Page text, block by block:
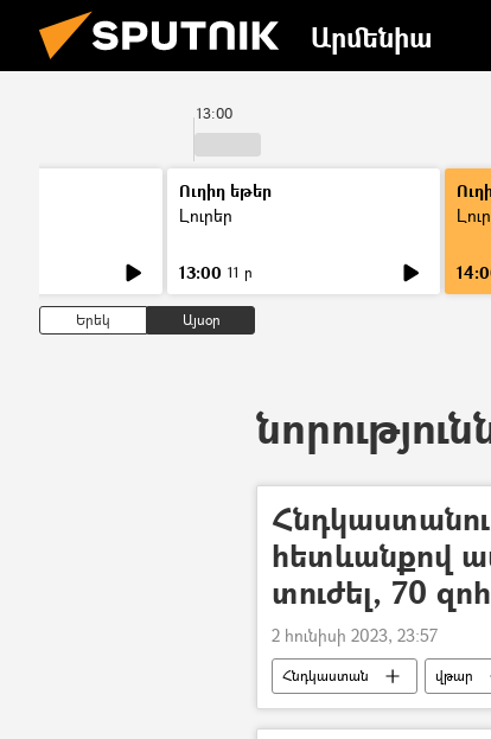
Արմենիա
13:00
Ուղիղ եթեր
Լուրեր
13:00 11 ր
Երեկ Այսօր
հետևանքով
տուժել, 70
2 հունիսի 2023, 23:57
Հնդկաստան վթար
բախումներ
Զոհ